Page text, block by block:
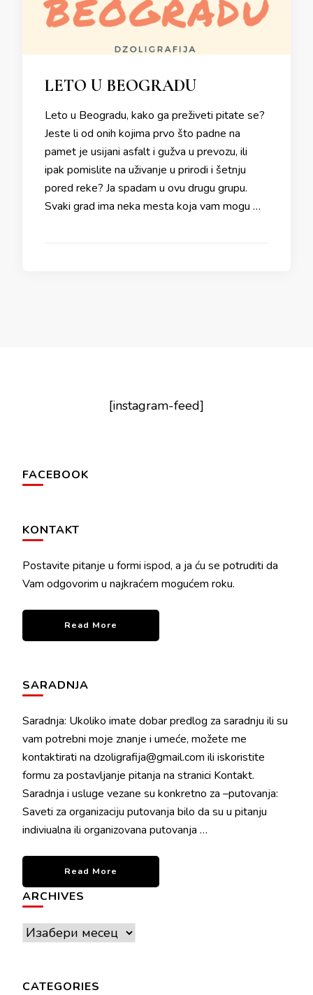
LETO U BEOGRADU
Leto u Beogradu, kako ga preživeti pitate se?
Jeste li od onih kojima prvo što padne na
pamet je usijani asfalt i gužva u prevozu, ili
ipak pomislite na uživanje u prirodi i šetnju
pored reke? Ja spadam u ovu drugu grupu.
Svaki grad ima neka mesta koja vam mogu …
[instagram-feed]
FACEBOOK
KONTAKT
Postavite pitanje u formi ispod, a ja ću se potruditi da
Vam odgovorim u najkraćem mogućem roku.
Read More
SARADNJA
Saradnja: Ukoliko imate dobar predlog za saradnju ili su
vam potrebni moje znanje i umeće, možete me
kontaktirati na dzoligrafija@gmail.com ili iskoristite
formu za postavljanje pitanja na stranici Kontakt.
Saradnja i usluge vezane su konkretno za –putovanja:
Saveti za organizaciju putovanja bilo da su u pitanju
indiviualna ili organizovana putovanja …
Read More
ARCHIVES
Archives
CATEGORIES